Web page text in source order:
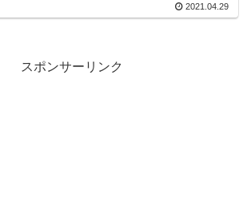
2021.04.29
スポンサーリンク